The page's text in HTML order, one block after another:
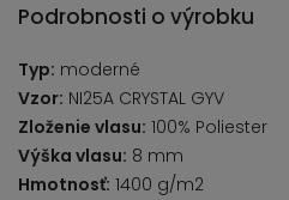
Podrobnosti o výrobku
Typ: moderné
Vzor: NI25A CRYSTAL GYV
Zloženie vlasu: 100% Poliester
Výška vlasu: 8 mm
Hmotnosť: 1400 g/m2